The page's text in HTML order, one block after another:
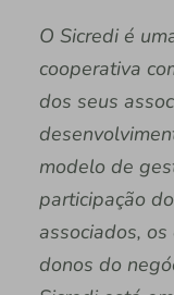
O Sicredi é
cooperativa
dos seus
modelo de
participação
associados,
donos do